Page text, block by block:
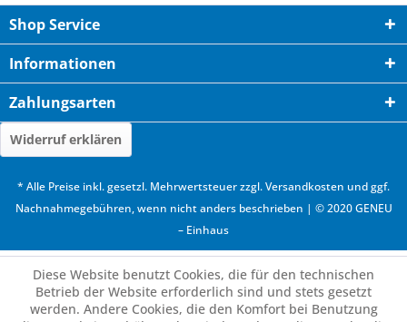
Shop Service
Informationen
Zahlungsarten
Widerruf erklären
* Alle Preise inkl. gesetzl. Mehrwertsteuer zzgl.Versandkosten und ggf.
Nachnahmegebühren, wenn nicht anders beschrieben | © 2020 GENEU
– Einhaus
Diese Website benutzt Cookies, die für den technischen
Betrieb der Website erforderlich sind und stets gesetzt
werden. Andere Cookies, die den Komfort bei Benutzung